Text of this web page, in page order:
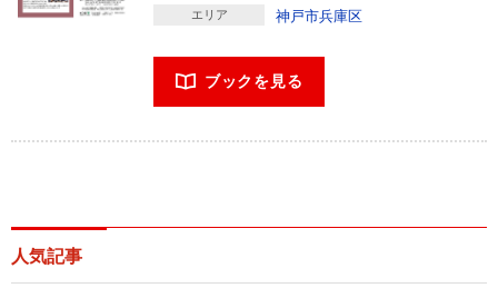
エリア 神戸市兵庫区
ブックを見る
人気記事